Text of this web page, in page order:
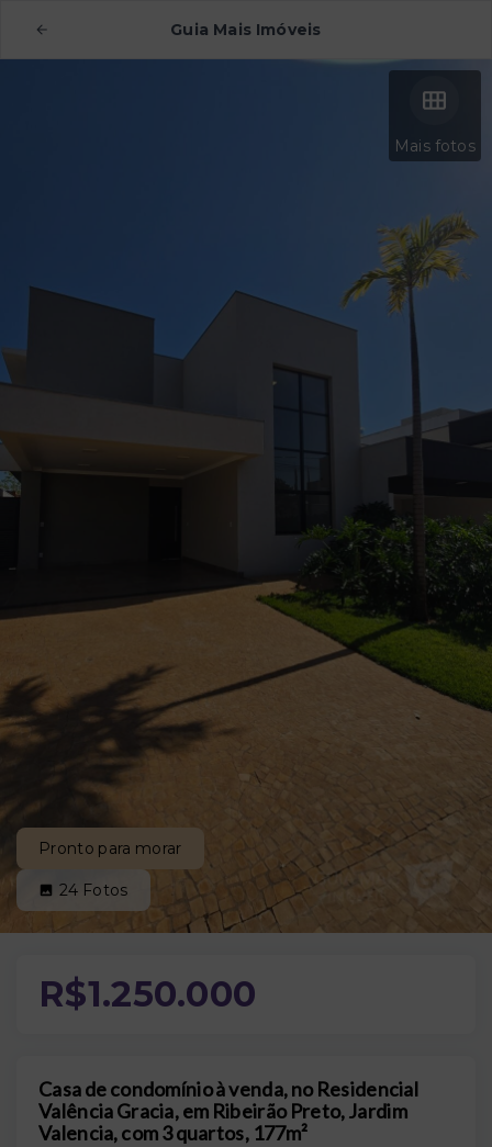
Guia Mais Imóveis
Mais fotos
Pronto para morar
24 Fotos
R$1.250.000
Casa de condomínio à venda, no Residencial
Valência Gracia, em Ribeirão Preto, Jardim
Valencia, com 3 quartos, 177m²